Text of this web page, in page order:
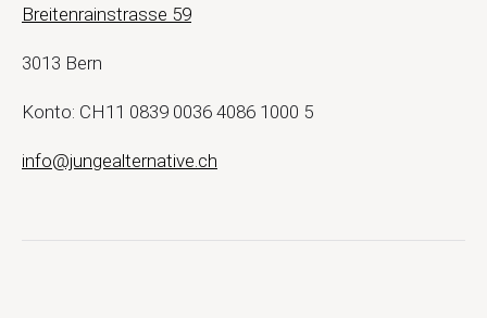
Breitenrainstrasse 59
3013 Bern
Konto: CH11 0839 0036 4086 1000 5
info@jungealternative.ch